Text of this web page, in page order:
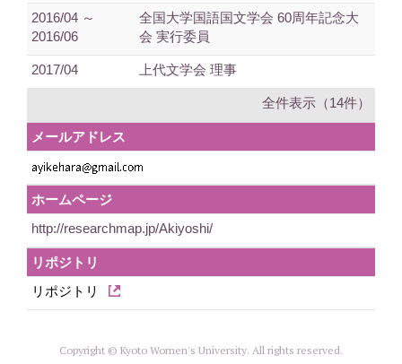
2016/04 ～
2016/06
全国大学国語国文学会 60周年記念大
会 実行委員
2017/04 上代文学会 理事
全件表示（14件）
メールアドレス
ホームページ
http://researchmap.jp/Akiyoshi/
リポジトリ
リポジトリ
Copyright © Kyoto Women's University. All rights reserved.